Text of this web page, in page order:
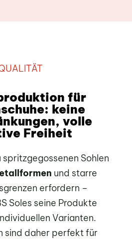
für
keine
volle
Freiheit
spritzgegossenen Sohlen
und starre
erfordern –
Soles seine Produkte
Varianten.
sind daher perfekt für